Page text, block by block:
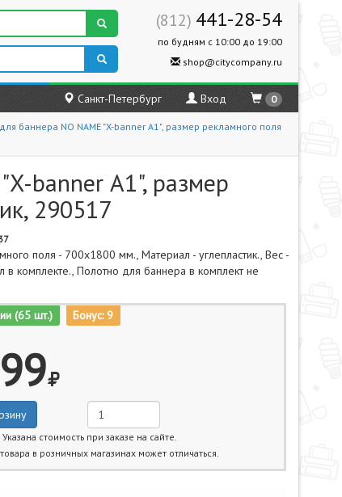
(812) 441-28-54
по будням с 10:00 до 19:00
shop@citycompany.ru
Санкт-Петербург Вход 0
баннера NO NAME "X-banner А1", размер рекламного поля
banner А1", размер
290517
поля - 700х1800 мм., Материал - углепластик., Вес -
в комплекте., Полотно для баннера в комплект не
(65 шт.)
Бонус: 9
стоимость при заказе на сайте.
в розничных магазинах может отличаться.